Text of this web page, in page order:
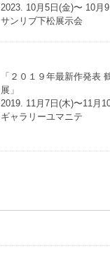
2023. 10月5日(金)〜 10月
サンリブ下松展示会
「２０１９年最新作発表
展」
2019. 11月7日(木)〜11月
ギャラリーユマニテ